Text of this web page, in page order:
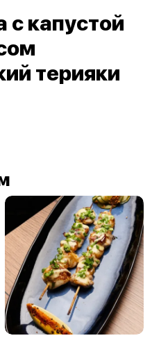
с капустой
терияки